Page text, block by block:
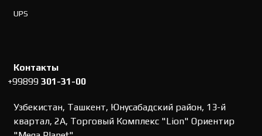
UPS
Контакты
+99899301-31-00
Узбекистан, Ташкент, Юнусабадский район, 13-й
квартал, 2А, Торговый Комплекс "Lion" Ориентир